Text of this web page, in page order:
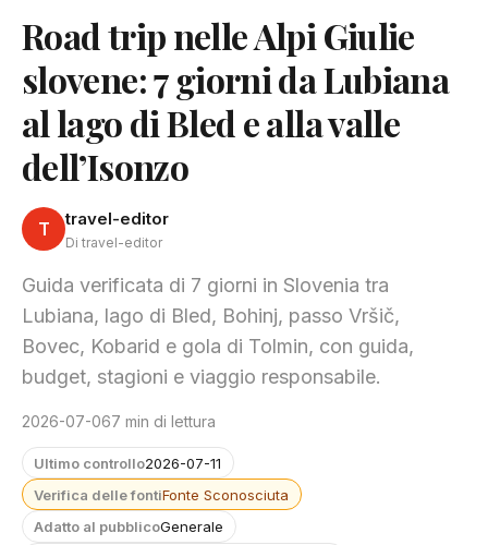
Road trip nelle Alpi Giulie
slovene: 7 giorni da Lubiana
al lago di Bled e alla valle
dell’Isonzo
T travel-editor
Di travel-editor
Guida verificata di 7 giorni in Slovenia tra
Lubiana, lago di Bled, Bohinj, passo Vršič,
Bovec, Kobarid e gola di Tolmin, con guida,
budget, stagioni e viaggio responsabile.
2026-07-067 min di lettura
Ultimo controllo2026-07-11
Verifica delle fontiFonte Sconosciuta
Adatto al pubblicoGenerale